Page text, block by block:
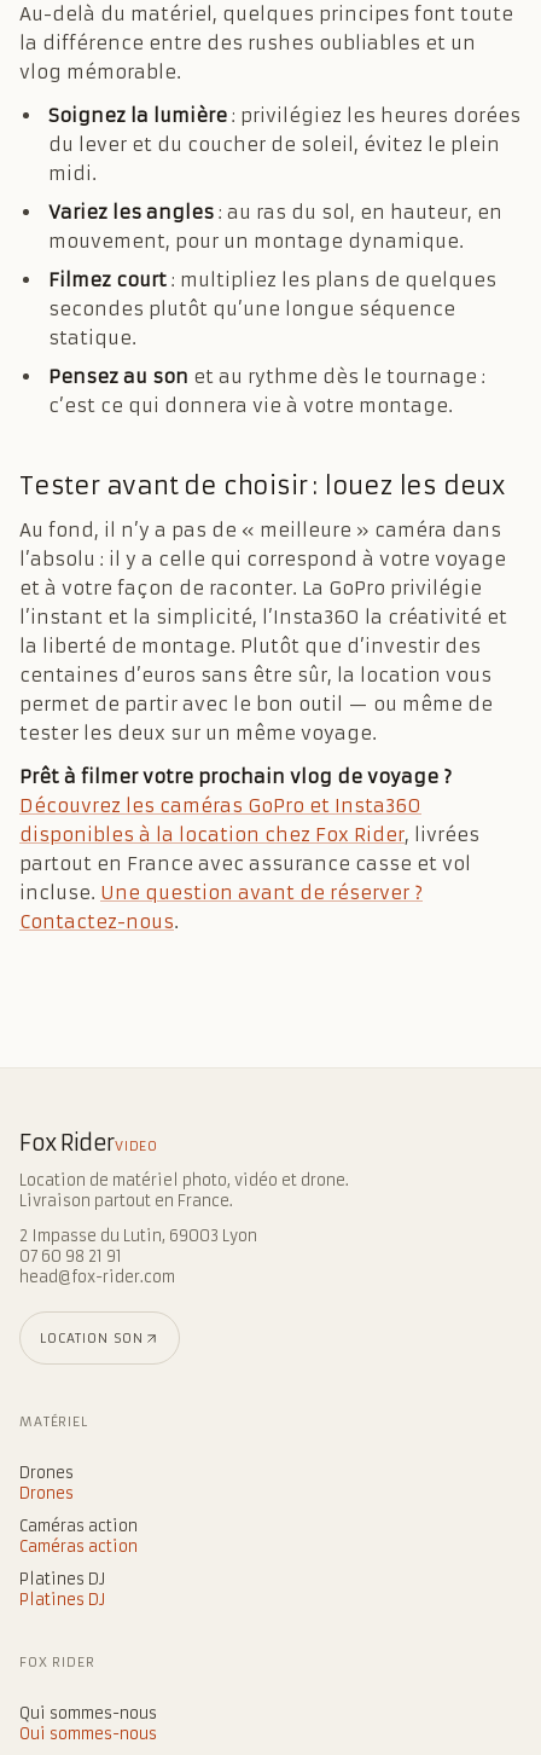
Au-delà du matériel, quelques principes font toute
la différence entre des rushes oubliables et un
vlog mémorable.
Soignez la lumière : privilégiez les heures dorées
du lever et du coucher de soleil, évitez le plein
midi.
Variez les angles : au ras du sol, en hauteur, en
mouvement, pour un montage dynamique.
Filmez court : multipliez les plans de quelques
secondes plutôt qu’une longue séquence
statique.
Pensez au son et au rythme dès le tournage :
c’est ce qui donnera vie à votre montage.
Tester avant de choisir : louez les deux
Au fond, il n’y a pas de « meilleure » caméra dans
l’absolu : il y a celle qui correspond à votre voyage
et à votre façon de raconter. La GoPro privilégie
l’instant et la simplicité, l’Insta360 la créativité et
la liberté de montage. Plutôt que d’investir des
centaines d’euros sans être sûr, la location vous
permet de partir avec le bon outil — ou même de
tester les deux sur un même voyage.
Prêt à filmer votre prochain vlog de voyage ?
Découvrez les caméras GoPro et Insta360
disponibles à la location chez Fox Rider, livrées
partout en France avec assurance casse et vol
incluse. Une question avant de réserver ?
Contactez-nous.
Fox RiderVIDEO
Location de matériel photo, vidéo et drone.
Livraison partout en France.
2 Impasse du Lutin, 69003 Lyon
07 60 98 21 91
head@fox-rider.com
LOCATION SON
MATÉRIEL
Drones
Drones
Caméras action
Caméras action
Platines DJ
Platines DJ
FOX RIDER
Qui sommes-nous
Qui sommes-nous